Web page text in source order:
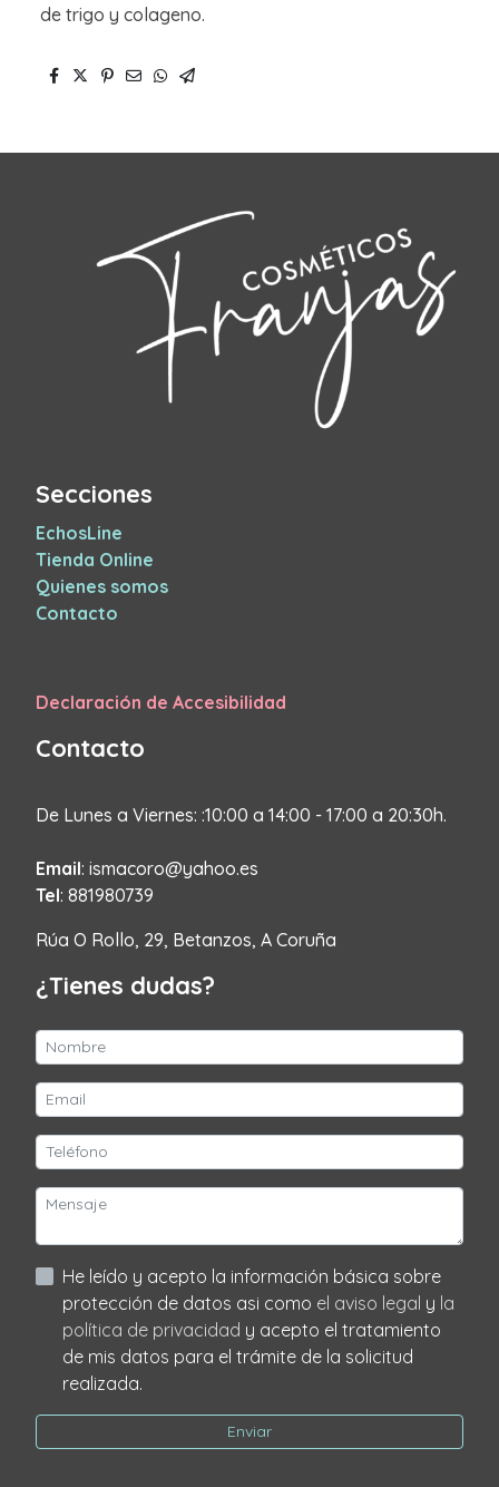
de trigo y colageno.
Secciones
EchosLine
Tienda Online
Quienes somos
Contacto
Declaración de Accesibilidad
Contacto
De Lunes a Viernes: :10:00 a 14:00 - 17:00 a 20:30h.
Email: ismacoro@yahoo.es
Tel: 881980739
Rúa O Rollo, 29, Betanzos, A Coruña
¿Tienes dudas?
He leído y acepto la información básica sobre
protección de datos asi como el aviso legal y la
política de privacidad y acepto el tratamiento
de mis datos para el trámite de la solicitud
realizada.
Enviar